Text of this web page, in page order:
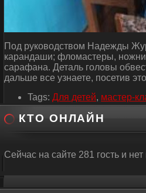
Под руководством Надежды
карандаши; фломастеры,
сарафана. Деталь головы
дальше все узнаете, посетив
Tags: Для детей, мастер-
КТО ОНЛАЙН
Сейчас на сайте 281 гость и